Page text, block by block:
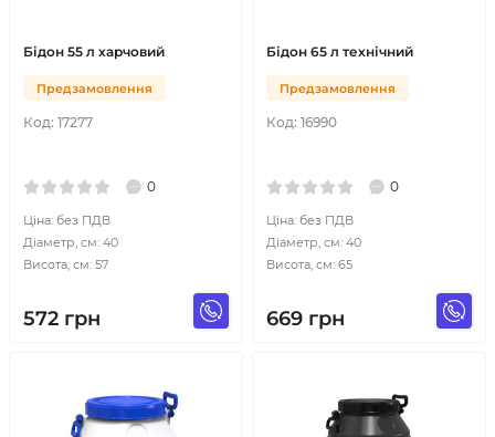
Бідон 55 л харчовий
Код: 17277
Предзамовлення
0
Ціна: без ПДВ
Діаметр, см: 40
Висота, см: 57
572 грн
Бідон 65 л технічний
Код: 16990
Предзамовлення
0
Ціна: без ПДВ
Діаметр, см: 40
Висота, см: 65
669 грн